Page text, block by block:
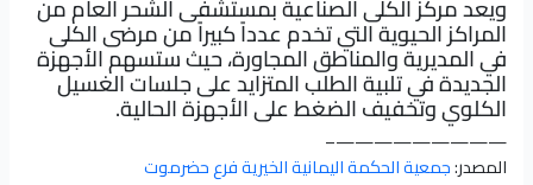
ويعد مركز الكلى الصناعية بمستشفى الشحر العام من
المراكز الحيوية التي تخدم عدداً كبيراً من مرضى الكلى
في المديرية والمناطق المجاورة، حيث ستسهم الأجهزة
الجديدة في تلبية الطلب المتزايد على جلسات الغسيل
الكلوي وتخفيف الضغط على الأجهزة الحالية.
—————————–
المصدر:جمعية الحكمة اليمانية الخيرية فرع حضرموت